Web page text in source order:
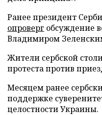
Ранее президент
опроверг обсуждение
Владимиром
Жители сербской
протеста против
Месяцем ранее
поддержке
целостности Украины.